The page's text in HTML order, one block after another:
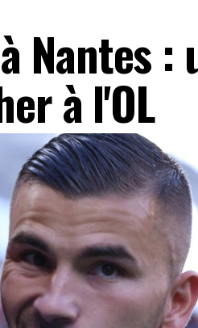
Nantes :
à l'OL